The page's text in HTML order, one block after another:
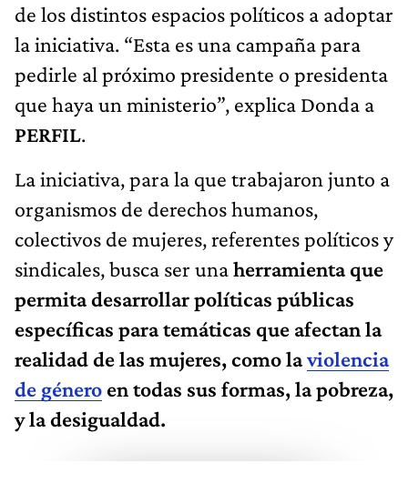
de los distintos espacios políticos a adoptar
la iniciativa. “Esta es una campaña para
pedirle al próximo presidente o presidenta
que haya un ministerio”, explica Donda a
PERFIL.
La iniciativa, para la que trabajaron junto a
organismos de derechos humanos,
colectivos de mujeres, referentes políticos y
sindicales, busca ser unaherramienta que
permita desarrollar políticas públicas
específicas para temáticas que afectan la
realidad de las mujeres, como laviolencia
de género en todas sus formas, la pobreza,
y la desigualdad.